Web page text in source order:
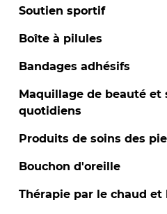
Soutien sportif
Boîte à pilules
Bandages adhésifs
Maquillage de beauté et
quotidiens
Produits de soins des
Bouchon d'oreille
Thérapie par le chaud et